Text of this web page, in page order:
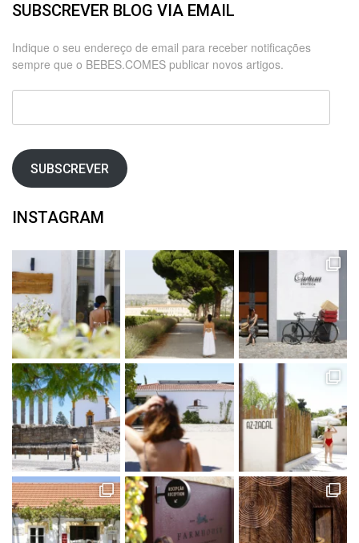
SUBSCREVER BLOG VIA EMAIL
Indique o seu endereço de email para receber notificações
sempre que o BEBES.COMES publicar novos artigos.
SUBSCREVER
INSTAGRAM